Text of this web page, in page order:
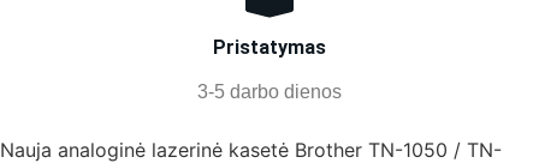
Pristatymas
3-5 darbo dienos
Nauja analoginė lazerinė kasetė Brother TN-1050 / TN-